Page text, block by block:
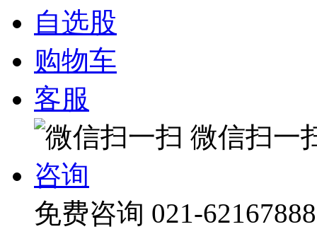
自选股
购物车
客服
微信扫一
咨询
免费咨询 021-62167888